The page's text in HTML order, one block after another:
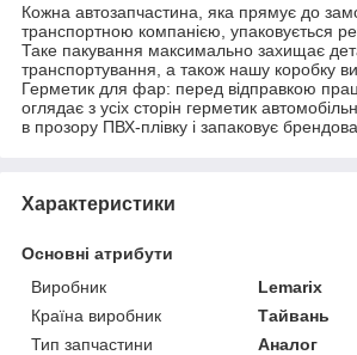
Кожна автозапчастина, яка прямує до
транспортною компанією, упаковується
Таке пакування максимально захищає
транспортування, а також нашу коробку
Герметик для фар: перед відправкою
оглядає з усіх сторін герметик
в прозору ПВХ-плівку і запаковує
Характеристики
Основні атрибути
Виробник
Lemarix
Країна виробник
Тайвань
Тип запчастини
Аналог